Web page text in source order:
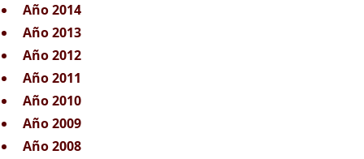
Año 2014
Año 2013
Año 2012
Año 2011
Año 2010
Año 2009
Año 2008